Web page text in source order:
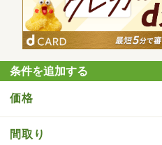
条件を追加する
価格
間取り